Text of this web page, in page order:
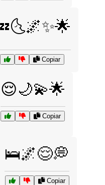
Copiar
😌🌙💫🌟
Copiar
🛌🌌😌💭
Copiar